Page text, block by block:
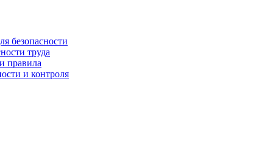
безопасности
труда
правила
и контроля